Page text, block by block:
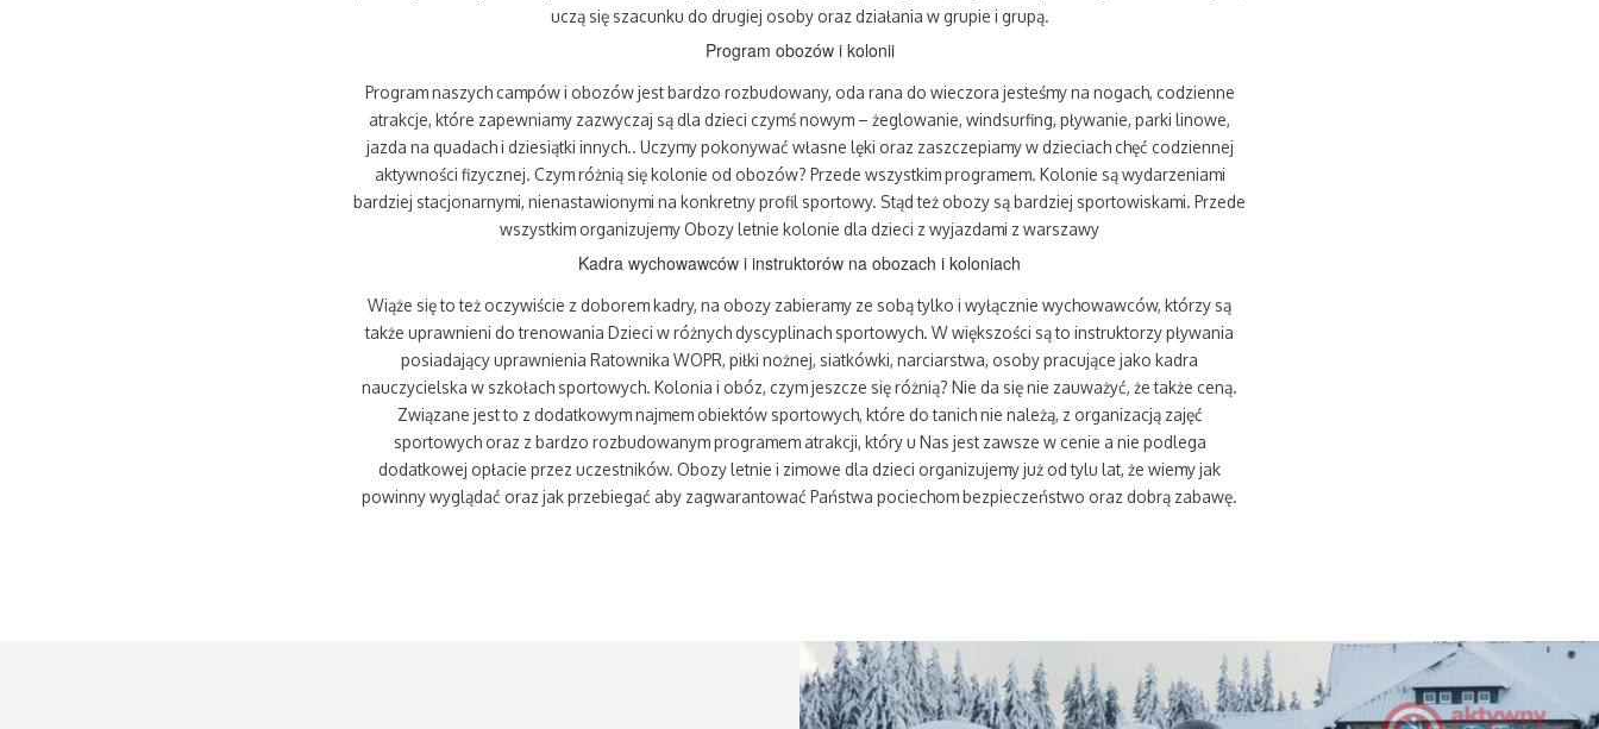
uczą się szacunku do drugiej osoby oraz działania w grupie i grupą.
Program obozów i kolonii
Program naszych campów i obozów jest bardzo rozbudowany, oda rana do wieczora jesteśmy na nogach, codzienne
atrakcje, które zapewniamy zazwyczaj są dla dzieci czymś nowym – żeglowanie, windsurfing, pływanie, parki linowe,
jazda na quadach i dziesiątki innych.. Uczymy pokonywać własne lęki oraz zaszczepiamy w dzieciach chęć codziennej
aktywności fizycznej. Czym różnią się kolonie od obozów? Przede wszystkim programem. Kolonie są wydarzeniami
bardziej stacjonarnymi, nienastawionymi na konkretny profil sportowy. Stąd też obozy są bardziej sportowiskami. Przede
wszystkim organizujemy Obozy letnie kolonie dla dzieci z wyjazdami z warszawy
Kadra wychowawców i instruktorów na obozach i koloniach
Wiąże się to też oczywiście z doborem kadry, na obozy zabieramy ze sobą tylko i wyłącznie wychowawców, którzy są
także uprawnieni do trenowania Dzieci w różnych dyscyplinach sportowych. W większości są to instruktorzy pływania
posiadający uprawnienia Ratownika WOPR, piłki nożnej, siatkówki, narciarstwa, osoby pracujące jako kadra
nauczycielska w szkołach sportowych. Kolonia i obóz, czym jeszcze się różnią? Nie da się nie zauważyć, że także ceną.
Związane jest to z dodatkowym najmem obiektów sportowych, które do tanich nie należą, z organizacją zajęć
sportowych oraz z bardzo rozbudowanym programem atrakcji, który u Nas jest zawsze w cenie a nie podlega
dodatkowej opłacie przez uczestników. Obozy letnie i zimowe dla dzieci organizujemy już od tylu lat, że wiemy jak
powinny wyglądać oraz jak przebiegać aby zagwarantować Państwa pociechom bezpieczeństwo oraz dobrą zabawę.